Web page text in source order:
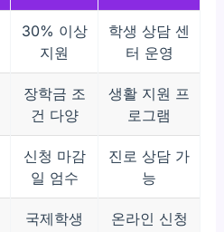
30% 이상
지원
학생 상담 센
터 운영
장학금 조
건 다양
생활 지원 프
로그램
신청 마감
일 엄수
진로 상담 가
능
국제학생
온라인 신청